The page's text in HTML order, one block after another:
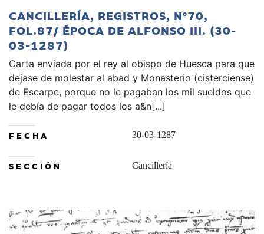
CANCILLERÍA, REGISTROS, Nº70,
FOL.87/ ÉPOCA DE ALFONSO III. (30-
03-1287)
Carta enviada por el rey al obispo de Huesca para que
dejase de molestar al abad y Monasterio (cisterciense)
de Escarpe, porque no le pagaban los mil sueldos que
le debía de pagar todos los a&n[...]
FECHA 30-03-1287
SECCIÓN Cancillería